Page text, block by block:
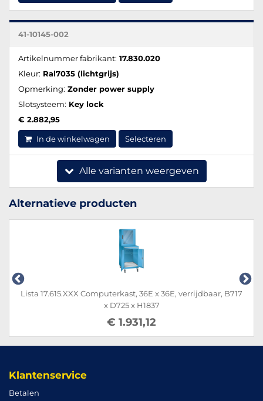
41-10145-002
Artikelnummer fabrikant: 17.830.020
Kleur: Ral7035 (lichtgrijs)
Opmerking: Zonder power supply
Slotsysteem: Key lock
€ 2.882,95
In de winkelwagen Selecteren
Alle varianten weergeven
Alternatieve producten
Lista 17.615.XXX Computerkast, 36E x 36E, verrijdbaar, B717
x D725 x H1837
€ 1.931,12
Klantenservice
Betalen